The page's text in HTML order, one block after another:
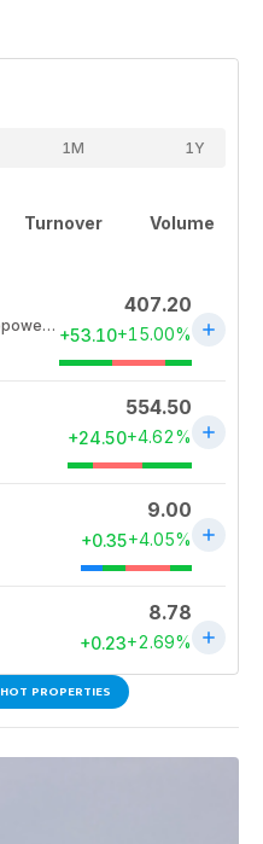
HOT PROPERTIES